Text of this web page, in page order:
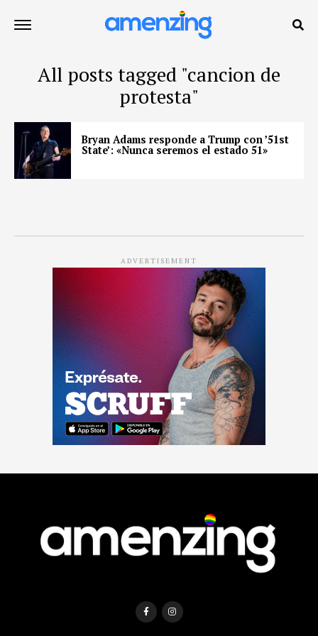
All posts tagged "cancion de
protesta"
Bryan Adams responde a Trump con ’51st
State’: «Nunca seremos el estado 51»
ADVERTISEMENT